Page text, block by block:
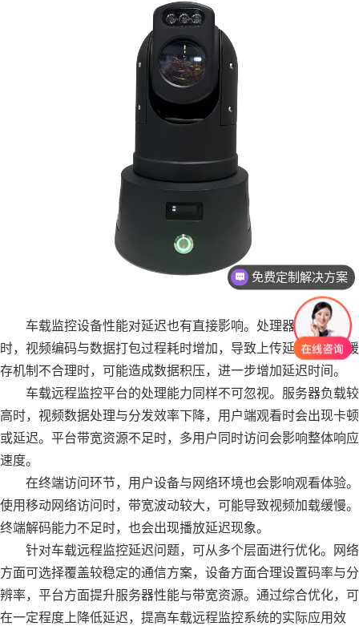
车载监控设备性能对延迟也有直接影响。处理器性能不足
时，视频编码与数据打包过程耗时增加，导致上传延迟。设备缓
存机制不合理时，可能造成数据积压，进一步增加延迟时间。
车载远程监控平台的处理能力同样不可忽视。服务器负载较
高时，视频数据处理与分发效率下降，用户端观看时会出现卡顿
或延迟。平台带宽资源不足时，多用户同时访问会影响整体响应
速度。
在终端访问环节，用户设备与网络环境也会影响观看体验。
使用移动网络访问时，带宽波动较大，可能导致视频加载缓慢。
终端解码能力不足时，也会出现播放延迟现象。
针对车载远程监控延迟问题，可从多个层面进行优化。网络
方面可选择覆盖较稳定的通信方案，设备方面合理设置码率与分
辨率，平台方面提升服务器性能与带宽资源。通过综合优化，可
在一定程度上降低延迟，提高车载远程监控系统的实际应用效
免费定制解决方案